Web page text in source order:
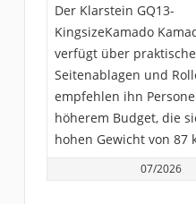
Der Klarstein ‎GQ13-
KingsizeKamado
verfügt über praktische
Seitenablagen und
empfehlen ihn
höherem Budget, die
hohen Gewicht von 87
07/2026